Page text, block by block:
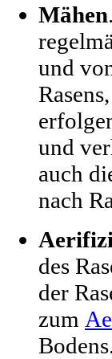
Mähen
und
und
auch
nach
des
der
zum